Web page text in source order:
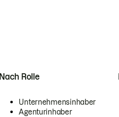
Nach Rolle
Unternehmensinhaber
Agenturinhaber